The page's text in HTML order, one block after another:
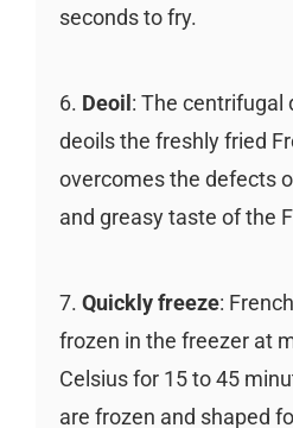
seconds to fry.
6. Deoil : The centrifugal
deoils the freshly fried
overcomes the defects
and greasy taste of the
7. Quickly freeze:
frozen in the freezer at
Celsius for 15 to 45
are frozen and shaped